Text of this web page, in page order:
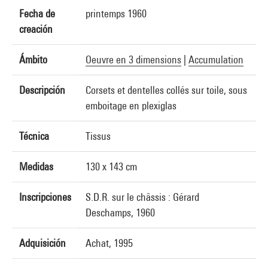
Fecha de
creación
printemps 1960
Ámbito Oeuvre en 3 dimensions Accumulation
Descripción
Corsets et dentelles collés sur toile, sous
emboitage en plexiglas
Técnica Tissus
Medidas 130 x 143 cm
Inscripciones
S.D.R. sur le châssis : Gérard
Deschamps, 1960
Adquisición Achat, 1995